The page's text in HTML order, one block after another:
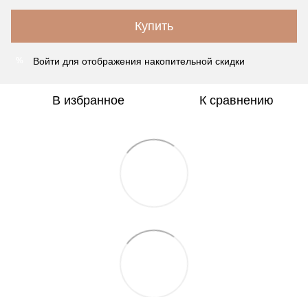
Купить
Войти для отображения накопительной скидки
В избранное К сравнению